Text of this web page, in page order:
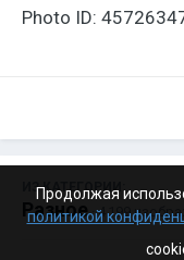
Photo ID:
ИЗ КАТЕГОРИИ:
Разное · 4 199
Продолжая
политикой